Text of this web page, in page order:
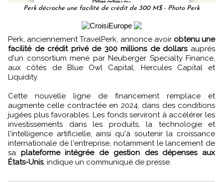
Perk décroche une facilité de crédit de 300 M$ - Photo Perk
Perk, anciennement TravelPerk, annonce avoir obtenu une
facilité de crédit privé de 300 millions de dollars auprès
d'un consortium mené par Neuberger Specialty Finance,
aux côtés de Blue Owl Capital, Hercules Capital et
Liquidity.
Cette nouvelle ligne de financement remplace et
augmente celle contractée en 2024, dans des conditions
jugées plus favorables. Les fonds serviront à accélérer les
investissements dans les produits, la technologie et
l'intelligence artificielle, ainsi qu'à soutenir la croissance
internationale de l'entreprise, notamment le lancement de
sa plateforme intégrée de gestion des dépenses aux
États-Unis, indique un communiqué de presse.